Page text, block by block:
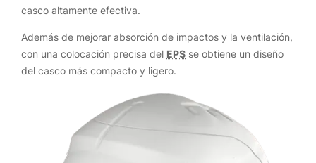
casco altamente efectiva.
Además de mejorar absorción de impactos y la ventilación,
con una colocación precisa del EPS se obtiene un diseño
del casco más compacto y ligero.